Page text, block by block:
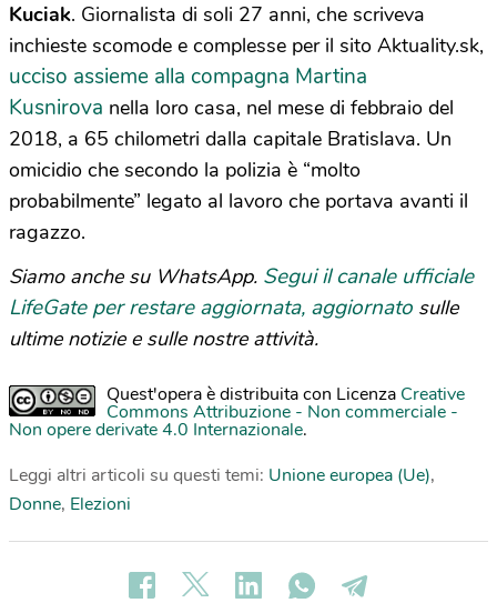
Kuciak. Giornalista di soli 27 anni, che scriveva
inchieste scomode e complesse per il sito Aktuality.sk,
ucciso assieme alla compagna Martina
Kusnirova nella loro casa, nel mese di febbraio del
2018, a 65 chilometri dalla capitale Bratislava. Un
omicidio che secondo la polizia è “molto
probabilmente” legato al lavoro che portava avanti il
ragazzo.
Siamo anche su WhatsApp. Segui il canale ufficiale
LifeGate per restare aggiornata, aggiornato sulle
ultime notizie e sulle nostre attività.
Quest'opera è distribuita con Licenza Creative
Commons Attribuzione - Non commerciale -
Non opere derivate 4.0 Internazionale.
Leggi altri articoli su questi temi: Unione europea (Ue),
Donne, Elezioni